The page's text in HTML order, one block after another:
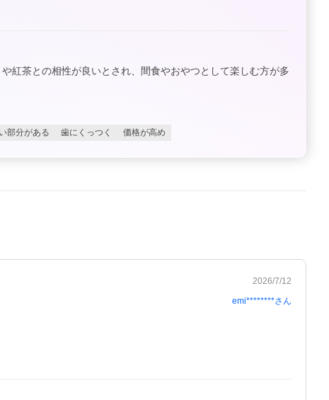
紅茶との相性が良いとされ、間食やおやつとして楽しむ方が多
部分がある 歯にくっつく 価格が高め
2026/7/12
emi********さん